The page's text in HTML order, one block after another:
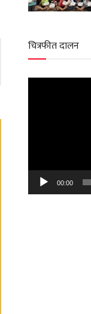
चित्रफीत दालन
00:00